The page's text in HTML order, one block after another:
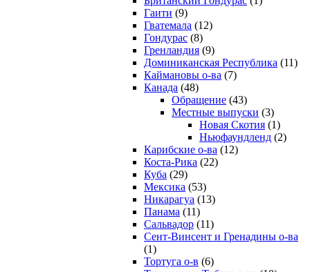
Гаити (9)
Гватемала (12)
Гондурас (8)
Гренландия (9)
Доминиканская Республика (11)
Каймановы о-ва (7)
Канада (48)
Обращение (43)
Местные выпуски (3)
Новая Скотия (1)
Ньюфаундленд (2)
Карибские о-ва (12)
Коста-Рика (22)
Куба (29)
Мексика (53)
Никарагуа (13)
Панама (11)
Сальвадор (11)
Сент-Винсент и Гренадины о-ва
(1)
Тортуга о-в (6)